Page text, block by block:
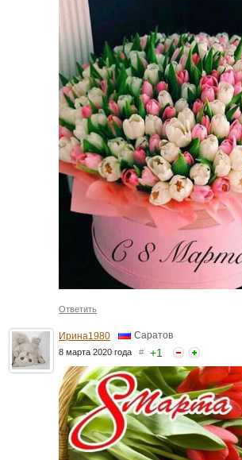
Ответить
Ирина1980 Саратов
8 марта 2020 года # +1